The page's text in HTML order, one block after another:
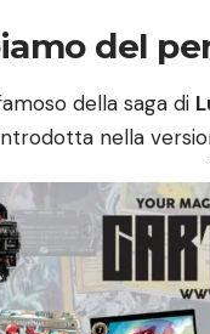
del
della saga di
nella